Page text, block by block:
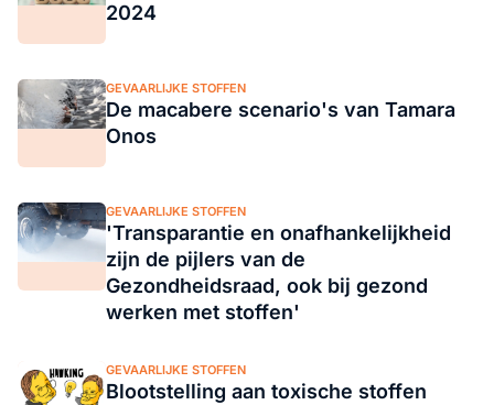
2024
GEVAARLIJKE STOFFEN
De macabere scenario's van Tamara
Onos
GEVAARLIJKE STOFFEN
'Transparantie en onafhankelijkheid
zijn de pijlers van de
Gezondheidsraad, ook bij gezond
werken met stoffen'
GEVAARLIJKE STOFFEN
Blootstelling aan toxische stoffen